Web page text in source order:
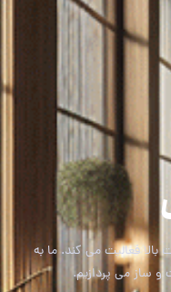
فعالیت می کند. ما به
و ساز می پردازیم.